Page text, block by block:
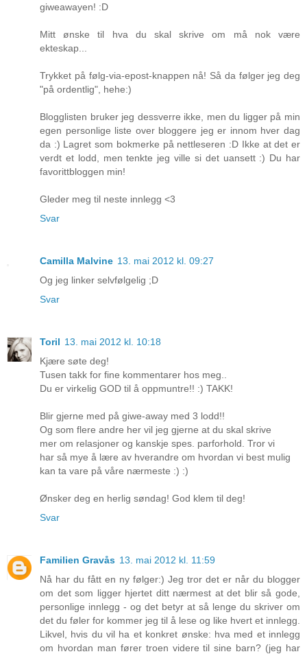
giweawayen! :D
Mitt ønske til hva du skal skrive om må nok være
ekteskap...
Trykket på følg-via-epost-knappen nå! Så da følger jeg deg
"på ordentlig", hehe:)
Blogglisten bruker jeg dessverre ikke, men du ligger på min
egen personlige liste over bloggere jeg er innom hver dag
da :) Lagret som bokmerke på nettleseren :D Ikke at det er
verdt et lodd, men tenkte jeg ville si det uansett :) Du har
favorittbloggen min!
Gleder meg til neste innlegg <3
Svar
Camilla Malvine 13. mai 2012 kl. 09:27
Og jeg linker selvfølgelig ;D
Svar
Toril 13. mai 2012 kl. 10:18
Kjære søte deg!
Tusen takk for fine kommentarer hos meg..
Du er virkelig GOD til å oppmuntre!! :) TAKK!
Blir gjerne med på giwe-away med 3 lodd!!
Og som flere andre her vil jeg gjerne at du skal skrive
mer om relasjoner og kanskje spes. parforhold. Tror vi
har så mye å lære av hverandre om hvordan vi best mulig
kan ta vare på våre nærmeste :) :)
Ønsker deg en herlig søndag! God klem til deg!
Svar
Familien Gravås 13. mai 2012 kl. 11:59
Nå har du fått en ny følger:) Jeg tror det er når du blogger
om det som ligger hjertet ditt nærmest at det blir så gode,
personlige innlegg - og det betyr at så lenge du skriver om
det du føler for kommer jeg til å lese og like hvert et innlegg.
Likvel, hvis du vil ha et konkret ønske: hva med et innlegg
om hvordan man fører troen videre til sine barn? (jeg har